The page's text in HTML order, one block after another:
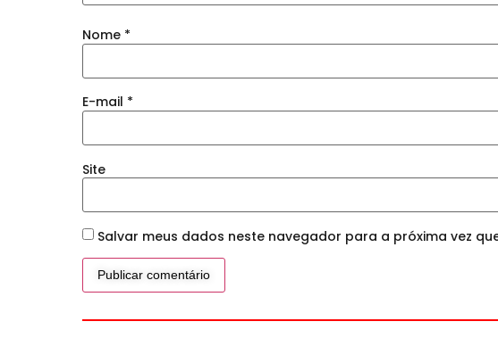
Nome *
E-mail *
Site
Salvar meus dados neste navegador para a próxima vez